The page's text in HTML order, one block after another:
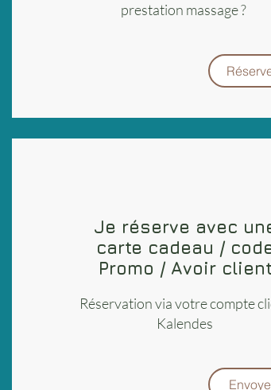
prestation massage ?
Je réserve avec
carte cadeau /
Promo / Avoir client
Réservation via votre compte
Kalendes